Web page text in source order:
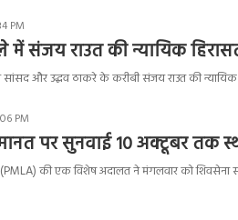
PM
में संजय राउत की न्यायिक
सांसद और उद्धव ठाकरे के करीबी संजय राउत की
PM
पर सुनवाई 10 अक्टूबर तक
की एक विशेष अदालत ने मंगलवार को शिवसेना